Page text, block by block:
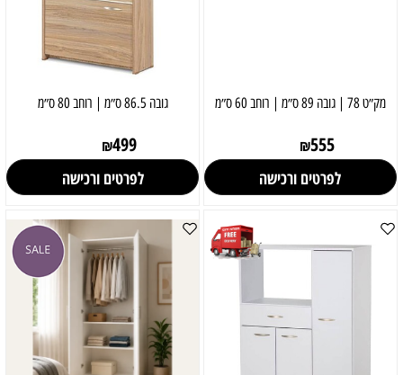
מק״ט 78 | גובה 89 ס״מ | רוחב 60 ס״מ
₪555
לפרטים ורכישה
גובה 86.5 ס״מ | רוחב 80 ס״מ
₪499
לפרטים ורכישה